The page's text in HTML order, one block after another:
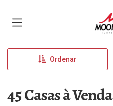
Ordenar
45 Casas à Venda